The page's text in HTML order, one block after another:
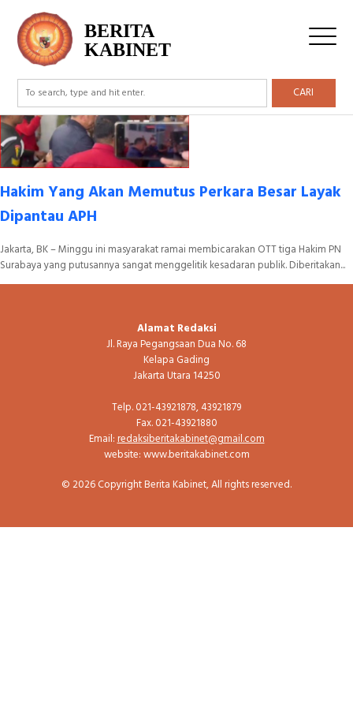
BERITA
KABINET
CARI
Tag Archive: Hakim
Hakim Yang Akan Memutus Perkara Besar Layak
Dipantau APH
Jakarta, BK – Minggu ini masyarakat ramai membicarakan OTT tiga Hakim PN
Surabaya yang putusannya sangat menggelitik kesadaran publik. Diberitakan...
Alamat Redaksi
Jl. Raya Pegangsaan Dua No. 68
Kelapa Gading
Jakarta Utara 14250
Telp. 021-43921878, 43921879
Fax. 021-43921880
Email:redaksiberitakabinet@gmail.com
website: www.beritakabinet.com
© 2026 Copyright Berita Kabinet, All rights reserved.